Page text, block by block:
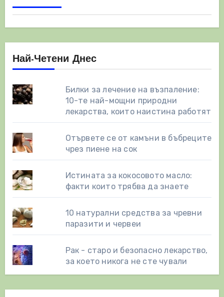
страници
Най-Четени Днес
Билки за лечение на възпаление:
10-те най-мощни природни
лекарства, които наистина работят
Отървете се от камъни в бъбреците
чрез пиене на сок
Истината за кокосовото масло:
факти които трябва да знаете
10 натурални средства за чревни
паразити и червеи
Рак - старо и безопасно лекарство,
за което никога не сте чували